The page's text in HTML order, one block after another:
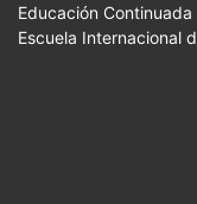
Educación Continuada
Escuela Internacional